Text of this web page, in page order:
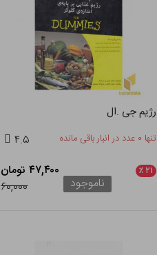
رژیم جی .ال
تنها ۰ عدد در انبار باقی مانده ۴.۵
۲۱ ٪
۴۷,۴۰۰ تومان
۶۰,۰۰۰
ناموجود